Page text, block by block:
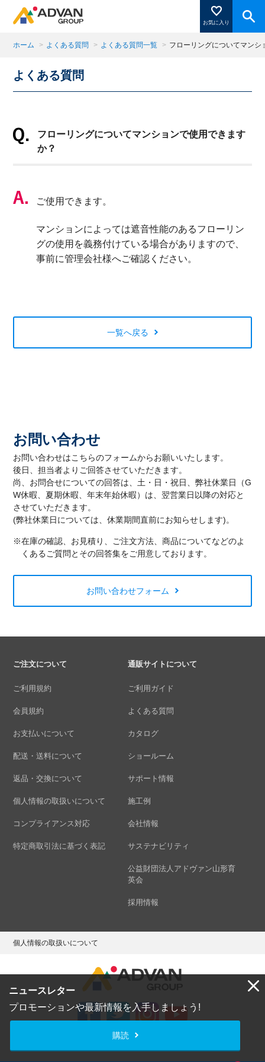
お気に入り
商品ページにある「お気に入り登録」を押すと登録した
商品がここに表示されます。
ニュースレター
プロモーションや最新情報を入手しましょう!
購読
ホーム > よくある質問 > よくある質問一覧 > フローリングについてマンシ
よくある質問
フローリングについてマンションで使用できます
か？
ご使用できます。
マンションによっては遮音性能のあるフローリン
グの使用を義務付けている場合がありますので、
事前に管理会社様へご確認ください。
一覧へ戻る
お問い合わせ
お問い合わせはこちらのフォームからお願いいたします。
後日、担当者よりご回答させていただきます。
尚、お問合せについての回答は、土・日・祝日、弊社休業日（G
W休暇、夏期休暇、年末年始休暇）は、翌営業日以降の対応と
させていただきます。
(弊社休業日については、休業期間直前にお知らせします)。
※在庫の確認、お見積り、ご注文方法、商品についてなどのよ
くあるご質問とその回答集をご用意しております。
お問い合わせフォーム
ご注文について
ご利用規約
会員規約
お支払いについて
配送・送料について
返品・交換について
個人情報の取扱いについて
コンプライアンス対応
特定商取引法に基づく表記
通販サイトについて
ご利用ガイド
よくある質問
カタログ
ショールーム
サポート情報
施工例
会社情報
サステナビリティ
公益財団法人アドヴァン山形育
英会
採用情報
個人情報の取扱いについて